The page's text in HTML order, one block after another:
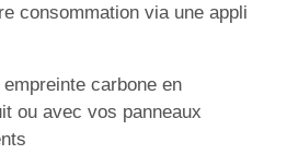
consommation via une appli
carbone en
ou avec vos panneaux